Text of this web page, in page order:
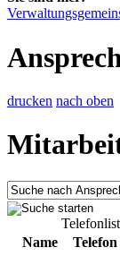
drucken nach oben
Name
Telefon